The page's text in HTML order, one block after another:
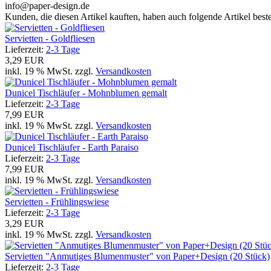
info@paper-design.de
Kunden, die diesen Artikel kauften, haben auch folgende Artikel
Servietten - Goldfliesen
Lieferzeit: 2-3 Tage
3,29 EUR
inkl. 19 % MwSt. zzgl. Versandkosten
Dunicel Tischläufer - Mohnblumen gemalt
Lieferzeit: 2-3 Tage
7,99 EUR
inkl. 19 % MwSt. zzgl. Versandkosten
Dunicel Tischläufer - Earth Paraiso
Lieferzeit: 2-3 Tage
7,99 EUR
inkl. 19 % MwSt. zzgl. Versandkosten
Servietten - Frühlingswiese
Lieferzeit: 2-3 Tage
3,29 EUR
inkl. 19 % MwSt. zzgl. Versandkosten
Servietten "Anmutiges Blumenmuster" von Paper+Design (20 Stück)
Lieferzeit: 2-3 Tage